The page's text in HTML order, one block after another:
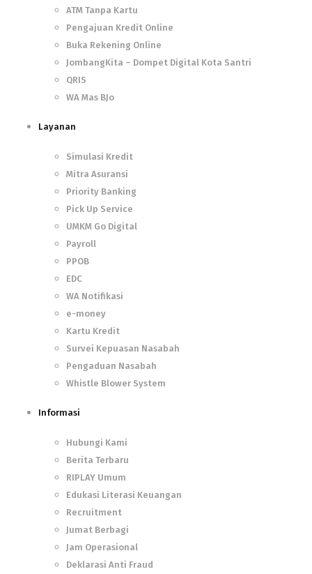
ATM Tanpa Kartu
Pengajuan Kredit Online
Buka Rekening Online
JombangKita – Dompet Digital Kota Santri
QRIS
WA Mas BJo
Layanan
Simulasi Kredit
Mitra Asuransi
Priority Banking
Pick Up Service
UMKM Go Digital
Payroll
PPOB
EDC
WA Notifikasi
e-money
Kartu Kredit
Survei Kepuasan Nasabah
Pengaduan Nasabah
Whistle Blower System
Informasi
Hubungi Kami
Berita Terbaru
RIPLAY Umum
Edukasi Literasi Keuangan
Recruitment
Jumat Berbagi
Jam Operasional
Deklarasi Anti Fraud